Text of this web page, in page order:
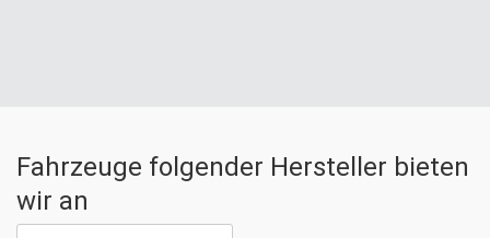
Fahrzeuge folgender Hersteller bieten
wir an